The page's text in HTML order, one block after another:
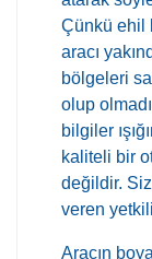
Çünkü ehil
aracı
bölgeleri
olup
bilgiler
kaliteli bir
değildir.
veren
Aracın